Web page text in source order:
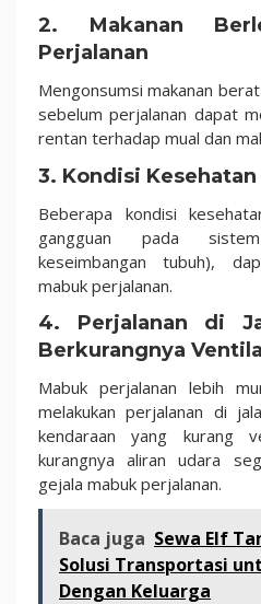
2. Makanan
Perjalanan
Mengonsumsi makanan
sebelum perjalanan dapat
rentan terhadap mual dan
3. Kondisi
Beberapa kondisi
gangguan pada
keseimbangan tubuh),
mabuk perjalanan.
4. Perjalanan di
Berkurangnya
Mabuk perjalanan lebih
melakukan perjalanan di
kendaraan yang kurang
kurangnya aliran udara
gejala mabuk perjalanan.
Baca juga Sewa Elf
Solusi Transportasi
Dengan Keluarga